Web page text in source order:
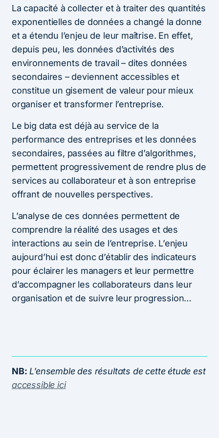
La capacité à collecter et à traiter des quantités
exponentielles de données a changé la donne
et a étendu l’enjeu de leur maîtrise. En effet,
depuis peu, les données d’activités des
environnements de travail – dites données
secondaires – deviennent accessibles et
constitue un gisement de valeur pour mieux
organiser et transformer l’entreprise.
Le big data est déjà au service de la
performance des entreprises et les données
secondaires, passées au filtre d’algorithmes,
permettent progressivement de rendre plus de
services au collaborateur et à son entreprise
offrant de nouvelles perspectives.
L’analyse de ces données permettent de
comprendre la réalité des usages et des
interactions au sein de l’entreprise. L’enjeu
aujourd’hui est donc d’établir des indicateurs
pour éclairer les managers et leur permettre
d’accompagner les collaborateurs dans leur
organisation et de suivre leur progression…
NB: L’ensemble des résultats de cette étude est
accessible ici